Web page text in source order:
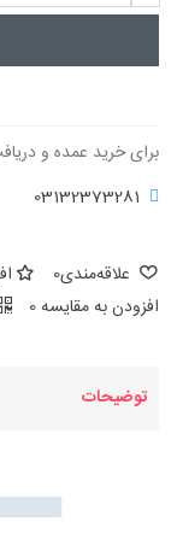
برای خرید عمده و
03132373281
علاقه‌مندی0
افزودن به مقایسه0
توضیحات